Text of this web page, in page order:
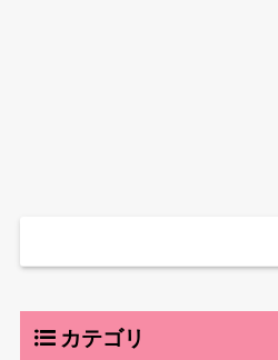
カテゴリ